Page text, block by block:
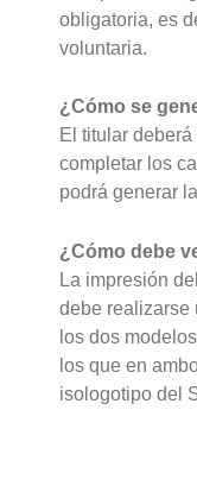
obligatoria, es
voluntaria.
¿Cómo se
El titular
completar los
podrá generar
¿Cómo debe
La impresión
debe realizarse
los dos
los que en
isologotipo del